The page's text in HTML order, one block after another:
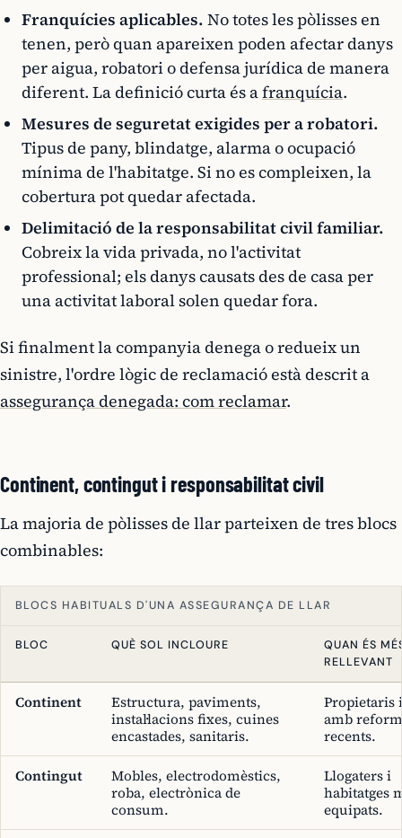
Franquícies aplicables. No totes les pòlisses en
tenen, però quan apareixen poden afectar danys
per aigua, robatori o defensa jurídica de manera
diferent. La definició curta és afranquícia.
Mesures de seguretat exigides per a robatori.
Tipus de pany, blindatge, alarma o ocupació
mínima de l'habitatge. Si no es compleixen, la
cobertura pot quedar afectada.
Delimitació de la responsabilitat civil familiar.
Cobreix la vida privada, no l'activitat
professional; els danys causats des de casa per
una activitat laboral solen quedar fora.
Si finalment la companyia denega o redueix un
sinistre, l'ordre lògic de reclamació està descrit a
assegurança denegada: com reclamar.
Continent, contingut i responsabilitat civil
La majoria de pòlisses de llar parteixen de tres blocs
combinables:
BLOCS HABITUALS D'UNA ASSEGURANÇA DE LLAR
BLOC QUÈ SOL INCLOURE
QUAN ÉS
RELLEVANT
Continent
Estructura, paviments,
instal·lacions fixes, cuines
encastades, sanitaris.
Propietaris
amb
recents.
Contingut
Mobles, electrodomèstics,
roba, electrònica de
consum.
Llogaters i
habitatges
equipats.